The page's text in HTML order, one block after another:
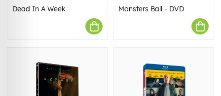
Dead In A Week Monsters Ball - DVD